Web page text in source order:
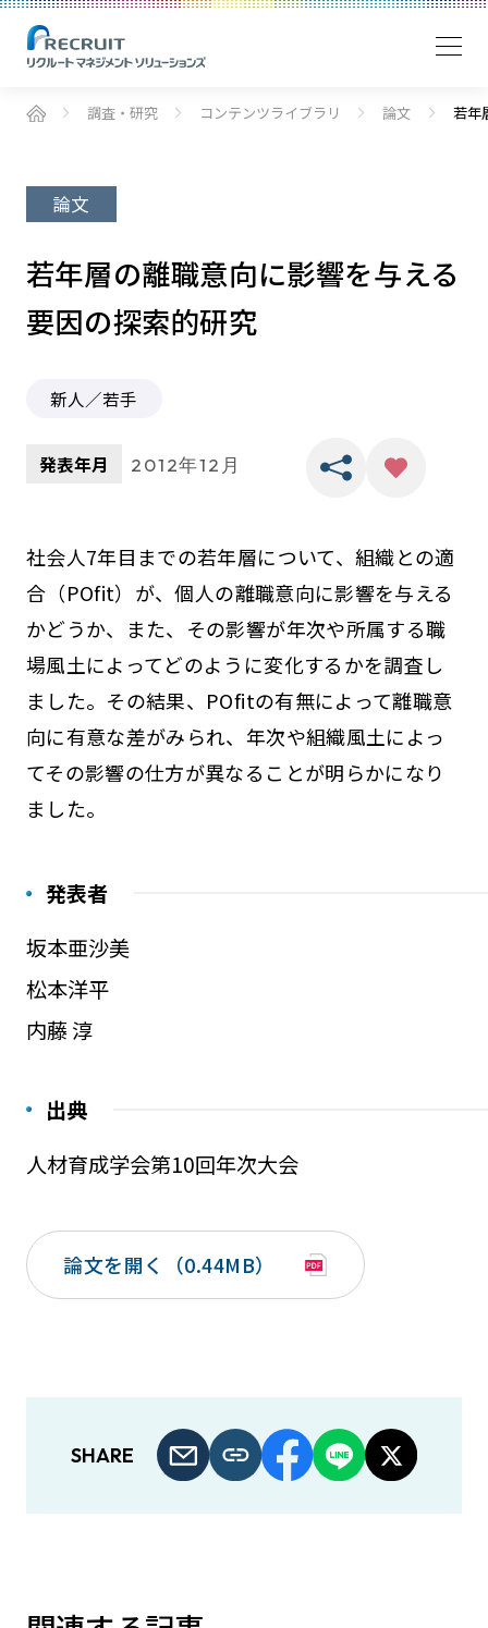
調査・研究 コンテンツライブラリ 論文 若年
論文
若年層の離職意向に影響を与える
要因の探索的研究
新人／若手
発表年月 2012年12月
社会人7年目までの若年層について、組織との適
合（POfit）が、個人の離職意向に影響を与える
かどうか、また、その影響が年次や所属する職
場風土によってどのように変化するかを調査し
ました。その結果、POfitの有無によって離職意
向に有意な差がみられ、年次や組織風土によっ
てその影響の仕方が異なることが明らかになり
ました。
発表者
坂本亜沙美
松本洋平
内藤 淳
出典
人材育成学会第10回年次大会
論文を開く（0.44MB）
SHARE